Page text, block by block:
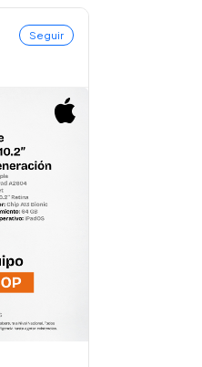
| ▼PROVEEDOR DE MADERA
Seguir